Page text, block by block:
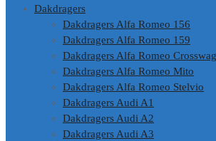
Dakdragers
Dakdragers Alfa Romeo 156
Dakdragers Alfa Romeo 159
Dakdragers Alfa Romeo
Dakdragers Alfa Romeo Mito
Dakdragers Alfa Romeo Stelvio
Dakdragers Audi A1
Dakdragers Audi A2
Dakdragers Audi A3